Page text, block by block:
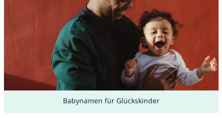
Babynamen für Glückskinder